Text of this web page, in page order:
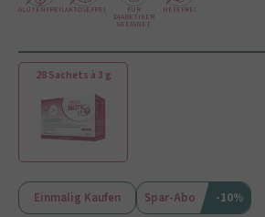
GLUTENFREILAKTOSEFREI FÜR
DIABETIKER
GEEIGNET
HEFEFREI
28 Sachets à 3 g
Einmalig Kaufen Spar-Abo -10%